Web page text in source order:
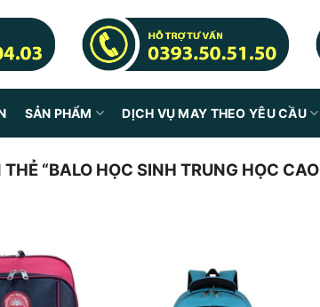
SẢN PHẨM DỊCH VỤ MAY THEO YÊU CẦU
“BALO HỌC SINH TRUNG HỌC CAO